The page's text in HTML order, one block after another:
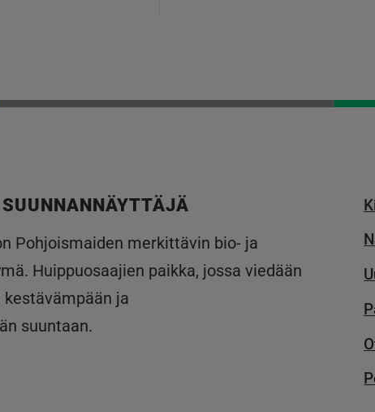
Pohjoismaiden merkittävin bio- ja
Huippuosaajien paikka, jossa viedään
ja
suuntaan.